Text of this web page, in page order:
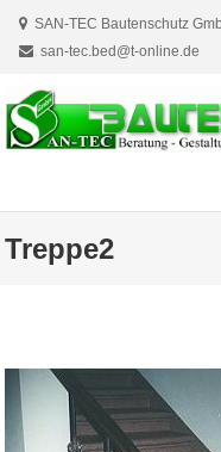
Skip
SAN-TEC Bautenschutz
san-tec.bed@t-online.de
Treppe2